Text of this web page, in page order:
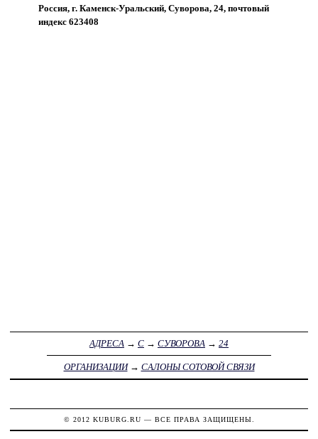
Россия, г. Каменск-Уральский, Суворова, 24, почтовый
индекс 623408
АДРЕСА → С → СУВОРОВА → 24
ОРГАНИЗАЦИИ→ САЛОНЫ СОТОВОЙ СВЯЗИ
© 2012 KUBURG.RU — ВСЕ ПРАВА ЗАЩИЩЕНЫ.